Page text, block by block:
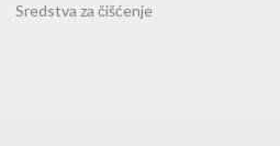
Sredstva za čišćenje